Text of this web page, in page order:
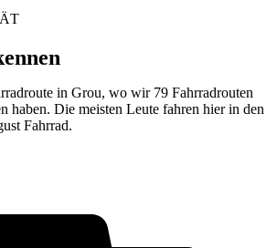
in Grou, wo wir 79 Fahrradrouten
haben. Die meisten Leute fahren hier in den
Fahrrad.